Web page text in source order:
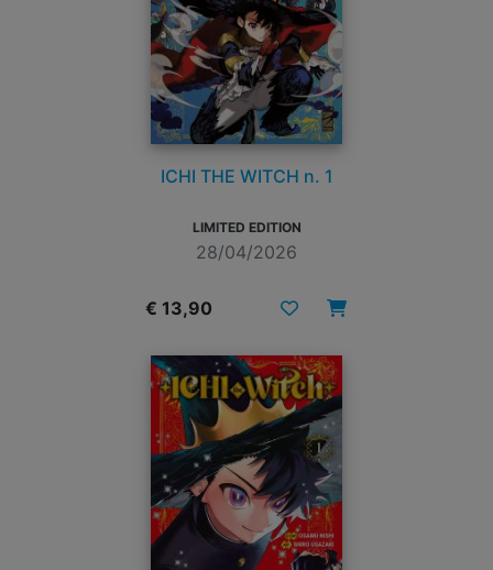
ICHI THE WITCH n. 1
LIMITED EDITION
28/04/2026
€ 13,90